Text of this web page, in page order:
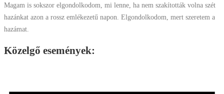
Magam is sokszor elgondolkodom, mi lenne, ha nem szakították volna szét
hazánkat azon a rossz emlékezetű napon. Elgondolkodom, mert szeretem a
hazámat.
Közelgő események: